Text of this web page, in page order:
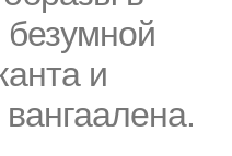
безумной
и